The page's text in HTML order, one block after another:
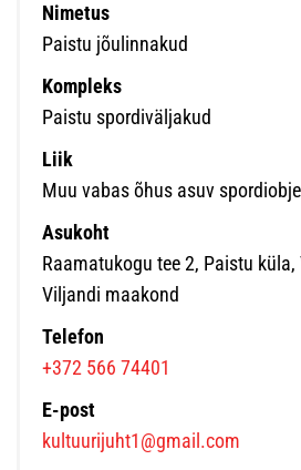
Nimetus
Paistu jõulinnakud
Kompleks
Paistu spordiväljakud
Liik
Muu vabas õhus asuv
Asukoht
Raamatukogu tee 2, Paistu
Viljandi maakond
Telefon
+372 566 74401
E-post
kultuurijuht1@gmail.com